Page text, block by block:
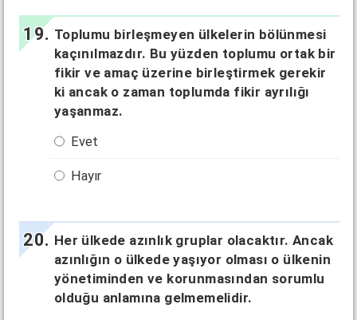
Toplumu birleşmeyen ülkelerin bölünmesi
kaçınılmazdır. Bu yüzden toplumu ortak bir
fikir ve amaç üzerine birleştirmek gerekir
ki ancak o zaman toplumda fikir ayrılığı
yaşanmaz.
Evet
Hayır
Her ülkede azınlık gruplar olacaktır. Ancak
azınlığın o ülkede yaşıyor olması o ülkenin
yönetiminden ve korunmasından sorumlu
olduğu anlamına gelmemelidir.